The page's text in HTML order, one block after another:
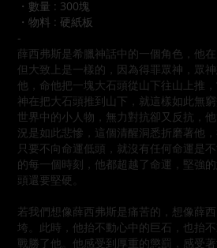
・數量 : 300塊
・物料 : 硬紙板
-
薛西弗斯是希臘神話中的一個角色，他
但大致上是一樣的，因為得罪眾神，眾
他，命他把一塊大石頭從山下往山上推
神在把大石頭推到山下，就這樣如此無
世界中的小人物，無力對抗卻又反抗，
況是如此悲慘，這個清醒洞悉折磨著他，
只要不向命運低頭，就沒有任何命運是
的每一個時刻，他都超越了命運，堅強
頭還要堅硬。
若我們想像薛西弗斯是痛苦的，想像薛
垮。此時，他抬不動心中的巨石，也抬
戰勝了他。他感受到厚重的懲罰，感受